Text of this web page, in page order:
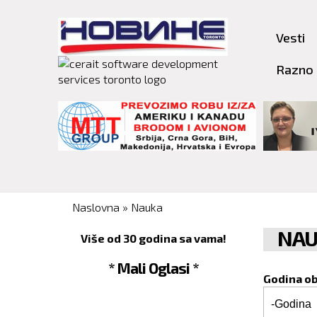
Vesti
Razno
You are here
Naslovna » Nauka
Više od 30 godina sa vama!
* Mali Oglasi *
Godina